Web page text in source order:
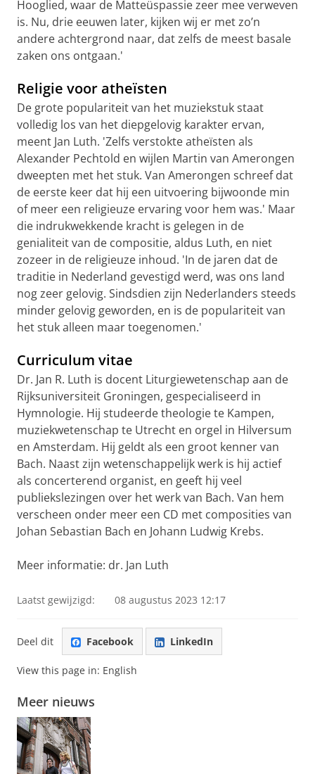
Hooglied, waar de Matteüspassie zeer mee verweven
is. Nu, drie eeuwen later, kijken wij er met zo’n
andere achtergrond naar, dat zelfs de meest basale
zaken ons ontgaan.'
Religie voor atheïsten
De grote populariteit van het muziekstuk staat
volledig los van het diepgelovig karakter ervan,
meent Jan Luth. 'Zelfs verstokte atheïsten als
Alexander Pechtold en wijlen Martin van Amerongen
dweepten met het stuk. Van Amerongen schreef dat
de eerste keer dat hij een uitvoering bijwoonde min
of meer een religieuze ervaring voor hem was.' Maar
die indrukwekkende kracht is gelegen in de
genialiteit van de compositie, aldus Luth, en niet
zozeer in de religieuze inhoud. 'In de jaren dat de
traditie in Nederland gevestigd werd, was ons land
nog zeer gelovig. Sindsdien zijn Nederlanders steeds
minder gelovig geworden, en is de populariteit van
het stuk alleen maar toegenomen.'
Curriculum vitae
Dr. Jan R. Luth is docent Liturgiewetenschap aan de
Rijksuniversiteit Groningen, gespecialiseerd in
Hymnologie. Hij studeerde theologie te Kampen,
muziekwetenschap te Utrecht en orgel in Hilversum
en Amsterdam. Hij geldt als een groot kenner van
Bach. Naast zijn wetenschappelijk werk is hij actief
als concerterend organist, en geeft hij veel
publiekslezingen over het werk van Bach. Van hem
verscheen onder meer een CD met composities van
Johan Sebastian Bach en Johann Ludwig Krebs.
Meer informatie: dr. Jan Luth
Laatst gewijzigd: 08 augustus 2023 12:17
Deel dit Facebook LinkedIn
View this page in: English
Meer nieuws